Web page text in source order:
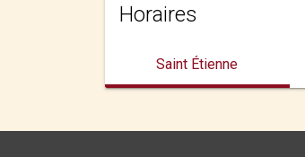
Horaires
Saint Étienne